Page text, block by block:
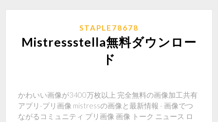
STAPLE78678
Mistressstella無料ダウンロー
ド
かわいい画像が3400万枚以上 完全無料の画像加工共有
アプリ-プリ画像 mistressの画像と最新情報 - 画像でつ
ながるコミュニティ プリ画像 画像 トーク ニュース ロ